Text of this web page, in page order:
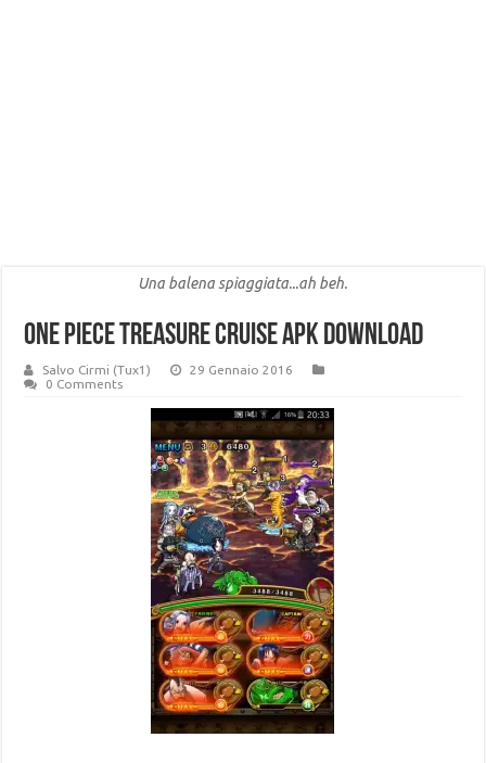
Una balena spiaggiata...ah beh.
ONE PIECE TREASURE CRUISE apk download
Salvo Cirmi (Tux1)
29 Gennaio 2016
0 Comments